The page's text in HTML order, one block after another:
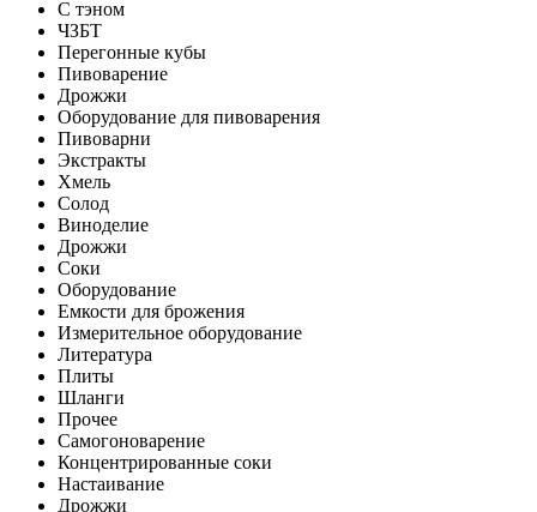
С тэном
ЧЗБТ
Перегонные кубы
Пивоварение
Дрожжи
Оборудование для пивоварения
Пивоварни
Экстракты
Хмель
Солод
Виноделие
Дрожжи
Соки
Оборудование
Емкости для брожения
Измерительное оборудование
Литература
Плиты
Шланги
Прочее
Самогоноварение
Концентрированные соки
Настаивание
Дрожжи